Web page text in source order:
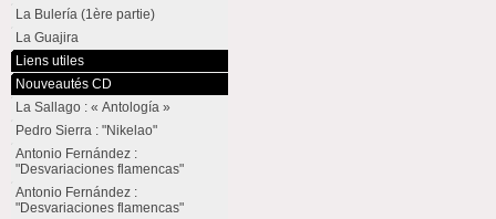
La Bulería (1ère partie)
La Guajira
Liens utiles
Nouveautés CD
La Sallago : « Antología »
Pedro Sierra : "Nikelao"
Antonio Fernández :
"Desvariaciones flamencas"
Antonio Fernández :
"Desvariaciones flamencas"